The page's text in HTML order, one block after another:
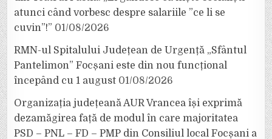
atunci când vorbesc despre salariile ”ce li se
cuvin”!” 01/08/2026
RMN-ul Spitalului Județean de Urgență „Sfântul
Pantelimon” Focșani este din nou funcțional
începând cu 1 august 01/08/2026
Organizația județeană AUR Vrancea își exprimă
dezamăgirea față de modul în care majoritatea
PSD – PNL – FD – PMP din Consiliul local Focșani a